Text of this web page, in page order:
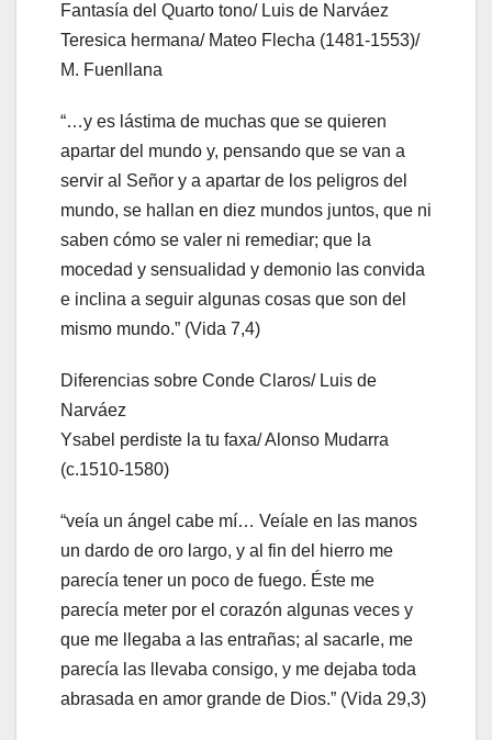
Fantasía del Quarto tono/ Luis de Narváez
Teresica hermana/ Mateo Flecha (1481-1553)/
M. Fuenllana
“…y es lástima de muchas que se quieren
apartar del mundo y, pensando que se van a
servir al Señor y a apartar de los peligros del
mundo, se hallan en diez mundos juntos, que ni
saben cómo se valer ni remediar; que la
mocedad y sensualidad y demonio las convida
e inclina a seguir algunas cosas que son del
mismo mundo.” (Vida 7,4)
Diferencias sobre Conde Claros/ Luis de
Narváez
Ysabel perdiste la tu faxa/ Alonso Mudarra
(c.1510-1580)
“veía un ángel cabe mí… Veíale en las manos
un dardo de oro largo, y al fin del hierro me
parecía tener un poco de fuego. Éste me
parecía meter por el corazón algunas veces y
que me llegaba a las entrañas; al sacarle, me
parecía las llevaba consigo, y me dejaba toda
abrasada en amor grande de Dios.” (Vida 29,3)